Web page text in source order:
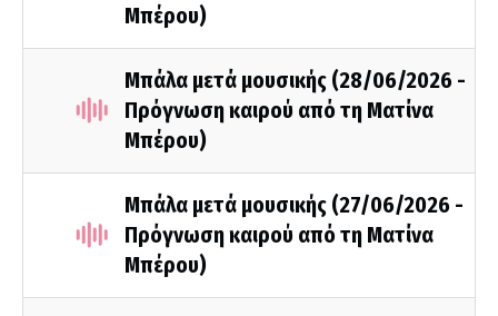
Μπέρου)
Μπάλα μετά μουσικής (28/06/2026 -
Πρόγνωση καιρού από τη Ματίνα
Μπέρου)
Μπάλα μετά μουσικής (27/06/2026 -
Πρόγνωση καιρού από τη Ματίνα
Μπέρου)